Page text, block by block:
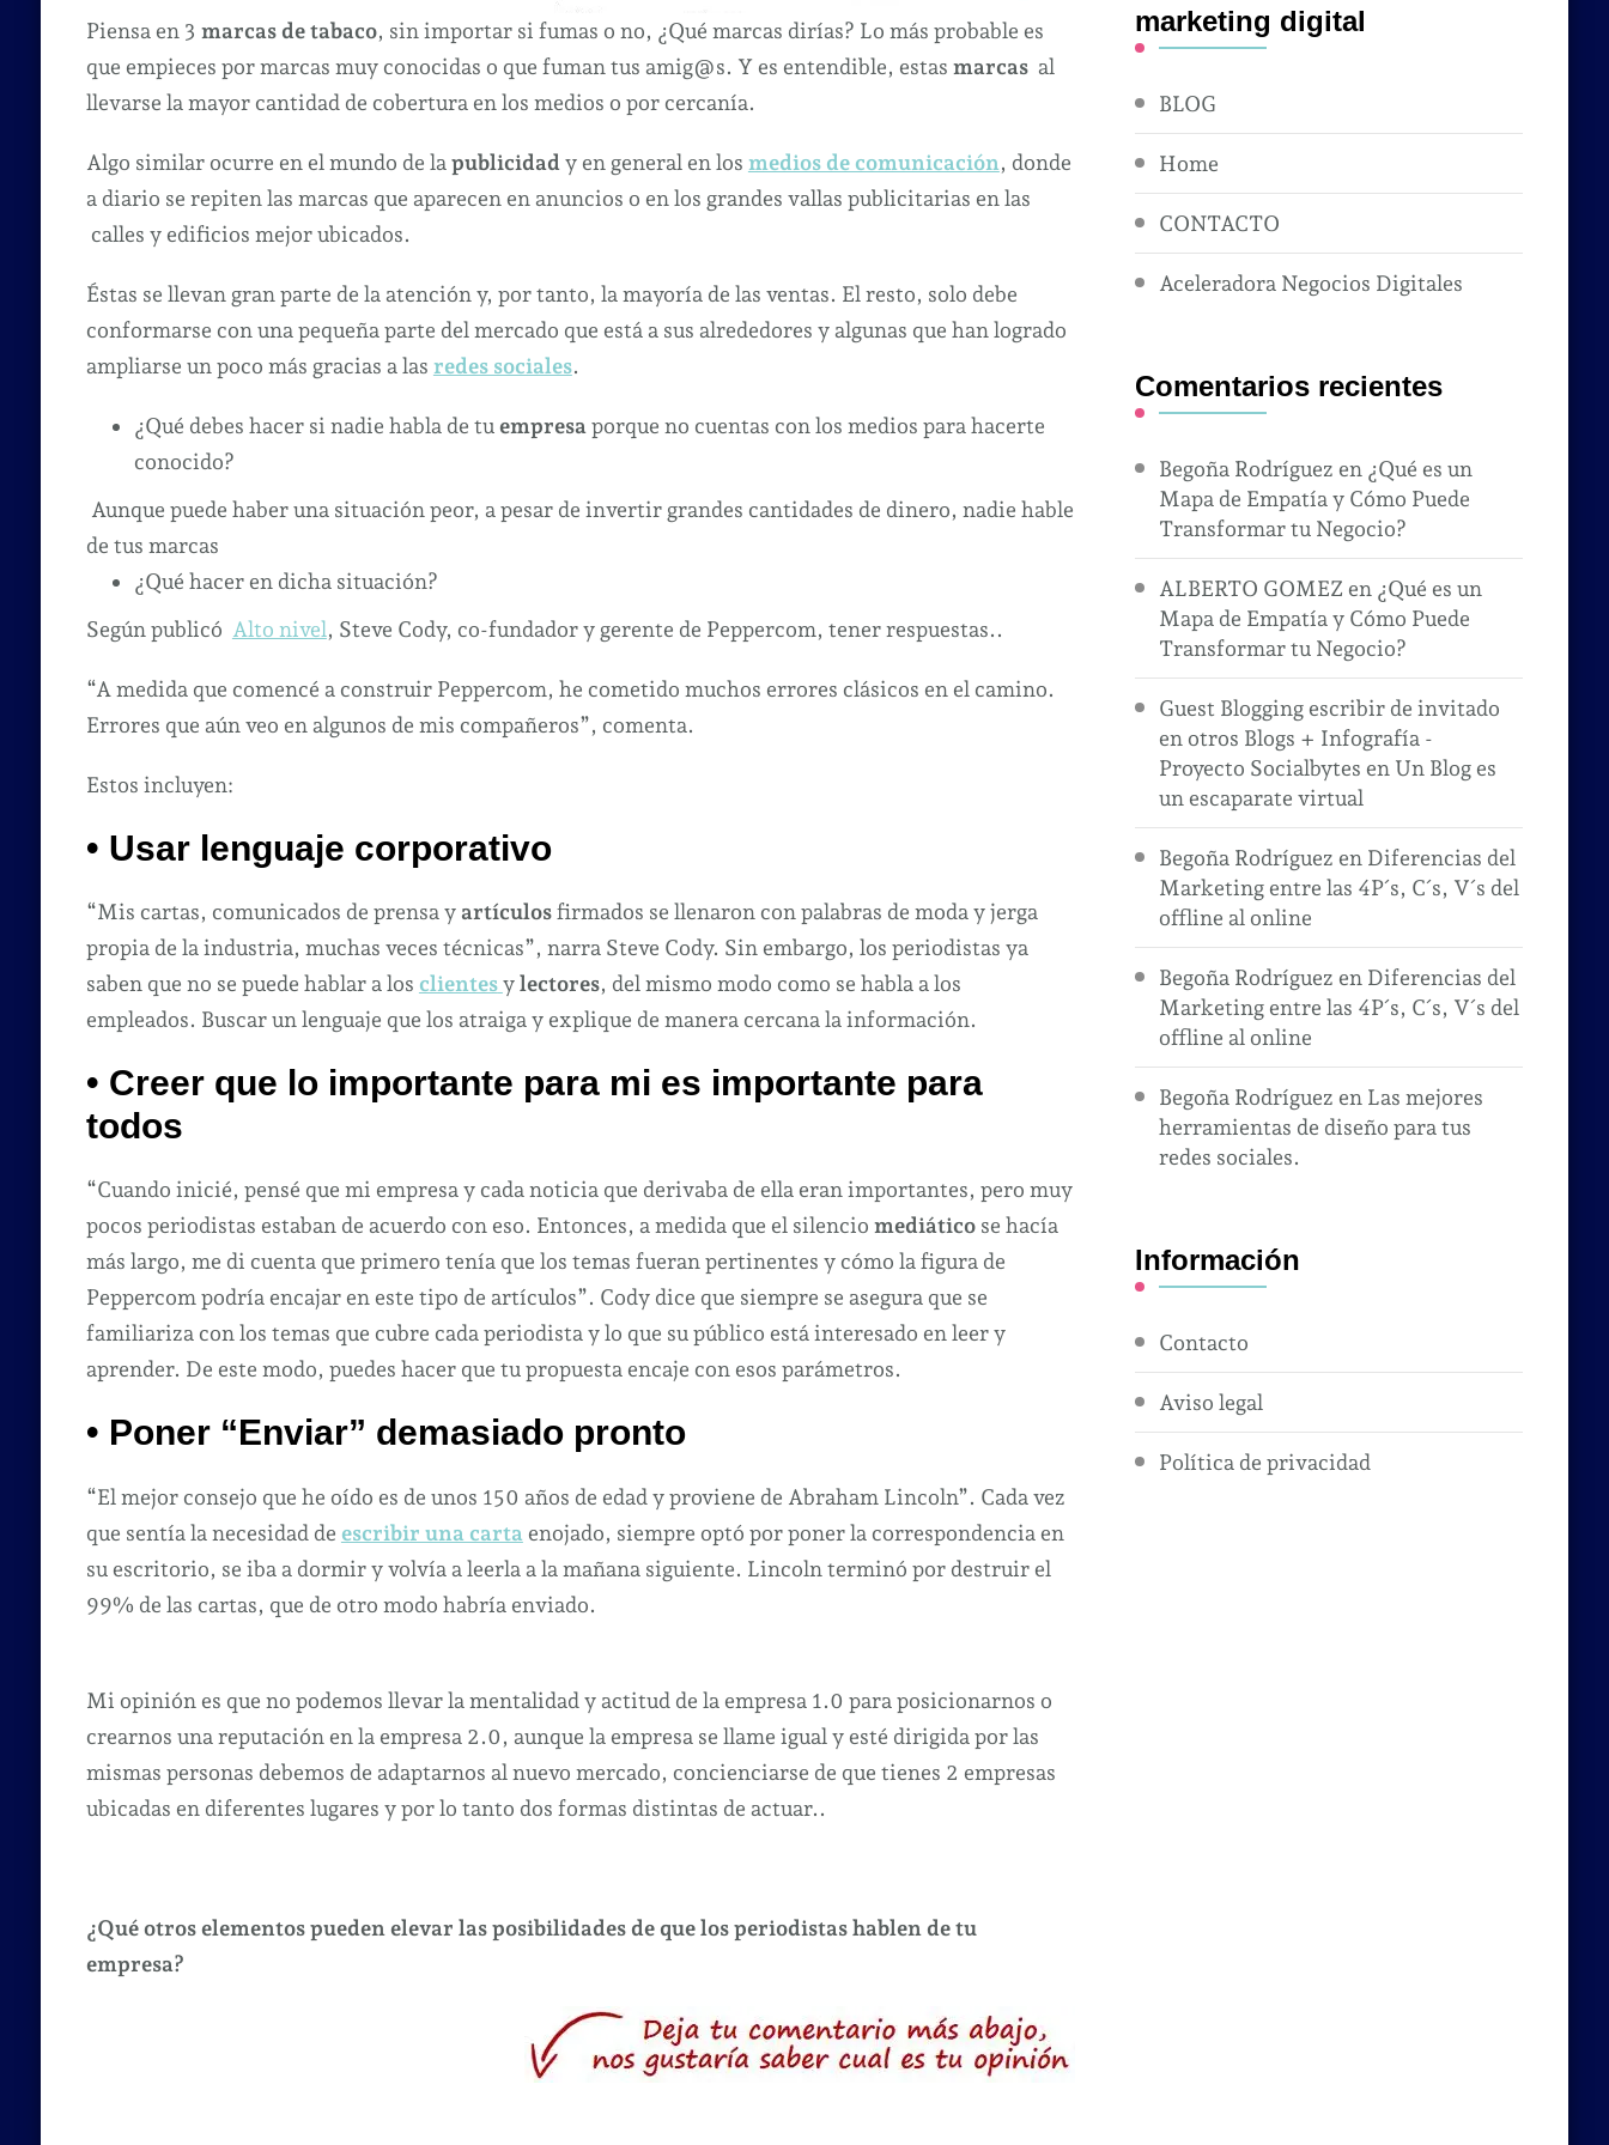
Piensa en 3 marcas de tabaco, sin importar si fumas o no, ¿Qué marcas dirías? Lo más probable es
que empieces por marcas muy conocidas o que fuman tus amig@s. Y es entendible, estas marcas al
llevarse la mayor cantidad de cobertura en los medios o por cercanía.
Algo similar ocurre en el mundo de la publicidad y en general en los medios de comunicación, donde
a diario se repiten las marcas que aparecen en anuncios o en los grandes vallas publicitarias en las
calles y edificios mejor ubicados.
Éstas se llevan gran parte de la atención y, por tanto, la mayoría de las ventas. El resto, solo debe
conformarse con una pequeña parte del mercado que está a sus alrededores y algunas que han logrado
ampliarse un poco más gracias a las redes sociales.
¿Qué debes hacer si nadie habla de tu empresa porque no cuentas con los medios para hacerte
conocido?
Aunque puede haber una situación peor, a pesar de invertir grandes cantidades de dinero, nadie hable
de tus marcas
¿Qué hacer en dicha situación?
Según publicó Alto nivel, Steve Cody, co-fundador y gerente de Peppercom, tener respuestas..
“A medida que comencé a construir Peppercom, he cometido muchos errores clásicos en el camino.
Errores que aún veo en algunos de mis compañeros”, comenta.
Estos incluyen:
• Usar lenguaje corporativo
“Mis cartas, comunicados de prensa y artículosfirmados se llenaron con palabras de moda y jerga
propia de la industria, muchas veces técnicas”, narra Steve Cody. Sin embargo, los periodistas ya
saben que no se puede hablar a los clientesylectores, del mismo modo como se habla a los
empleados. Buscar un lenguaje que los atraiga y explique de manera cercana la información.
• Creer que lo importante para mi es importante para
todos
“Cuando inicié, pensé que mi empresa y cada noticia que derivaba de ella eran importantes, pero muy
pocos periodistas estaban de acuerdo con eso. Entonces, a medida que el silencio mediáticose hacía
más largo, me di cuenta que primero tenía que los temas fueran pertinentes y cómo la figura de
Peppercom podría encajar en este tipo de artículos”. Cody dice que siempre se asegura que se
familiariza con los temas que cubre cada periodista y lo que su público está interesado en leer y
aprender. De este modo, puedes hacer que tu propuesta encaje con esos parámetros.
• Poner “Enviar” demasiado pronto
“El mejor consejo que he oído es de unos 150 años de edad y proviene de Abraham Lincoln”. Cada vez
que sentía la necesidad de escribir una carta enojado, siempre optó por poner la correspondencia en
su escritorio, se iba a dormir y volvía a leerla a la mañana siguiente. Lincoln terminó por destruir el
99% de las cartas, que de otro modo habría enviado.
Mi opinión es que no podemos llevar la mentalidad y actitud de la empresa 1.0 para posicionarnos o
crearnos una reputación en la empresa 2.0, aunque la empresa se llame igual y esté dirigida por las
mismas personas debemos de adaptarnos al nuevo mercado, concienciarse de que tienes 2 empresas
ubicadas en diferentes lugares y por lo tanto dos formas distintas de actuar..
¿Qué otros elementos pueden elevar las posibilidades de que los periodistas hablen de tu
empresa?
marketing digital
BLOG
Home
CONTACTO
Aceleradora Negocios Digitales
Comentarios recientes
Begoña Rodríguez en ¿Qué es un
Mapa de Empatía y Cómo Puede
Transformar tu Negocio?
ALBERTO GOMEZ en ¿Qué es un
Mapa de Empatía y Cómo Puede
Transformar tu Negocio?
Guest Blogging escribir de invitado
en otros Blogs + Infografía -
Proyecto Socialbytes en Un Blog es
un escaparate virtual
Begoña Rodríguez en Diferencias del
Marketing entre las 4P´s, C´s, V´s del
offline al online
Begoña Rodríguez en Diferencias del
Marketing entre las 4P´s, C´s, V´s del
offline al online
Begoña Rodríguez en Las mejores
herramientas de diseño para tus
redes sociales.
Información
Contacto
Aviso legal
Política de privacidad